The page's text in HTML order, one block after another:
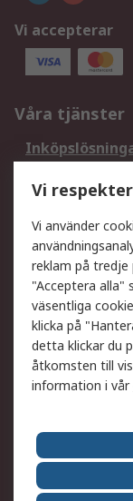
Vi accepterar
Våra tjänster
DesignSpark
Ditt lokala
Support
Få hjälp
Leverans
Begär en
Om RS
Det juridiska
Vi
Vi använder
reklam på tredje
"Acceptera alla"
väsentliga
klicka på
detta klickar du
åtkomsten till
information i vår